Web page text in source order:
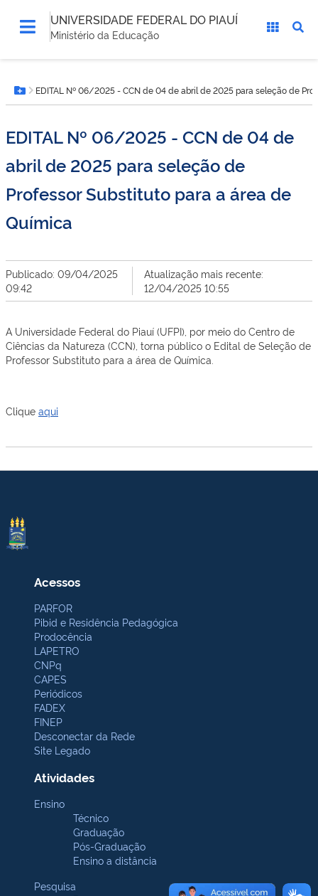
UNIVERSIDADE FEDERAL DO PIAUÍ
Ministério da Educação
está
aqui:Botão Menu
EDITAL Nº 06/2025 - CCN de 04 de abril de 2025 para seleção de
EDITAL Nº 06/2025 - CCN de 04 de
abril de 2025 para seleção de
Professor Substituto para a área de
Química
Publicado: 09/04/2025
09:42
Atualização mais recente:
12/04/2025 10:55
A Universidade Federal do Piauí (UFPI), por meio do Centro de
Ciências da Natureza (CCN), torna público o Edital de Seleção de
Professor Substituto para a área de Química.
Clique aqui
Acessos
PARFOR
Pibid e Residência Pedagógica
Prodocência
LAPETRO
CNPq
CAPES
Periódicos
FADEX
FINEP
Desconectar da Rede
Site Legado
Atividades
Ensino
Técnico
Graduação
Pós-Graduação
Ensino a distância
Pesquisa